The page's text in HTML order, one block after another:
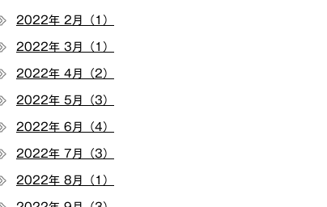
2022年 2月（1）
2022年 3月（1）
2022年 4月（2）
2022年 5月（3）
2022年 6月（4）
2022年 7月（3）
2022年 8月（1）